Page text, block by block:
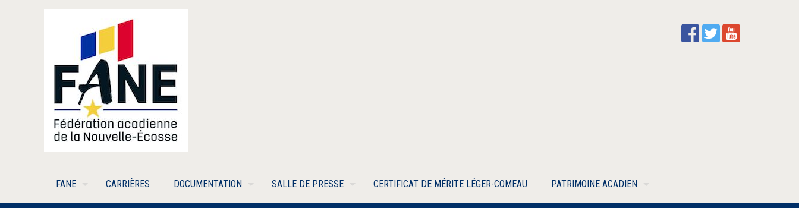
FANE CARRIÈRES DOCUMENTATION SALLE DE PRESSE CERTIFICAT DE MÉRITE LÉGER-COMEAU PATRIMOINE ACADIEN